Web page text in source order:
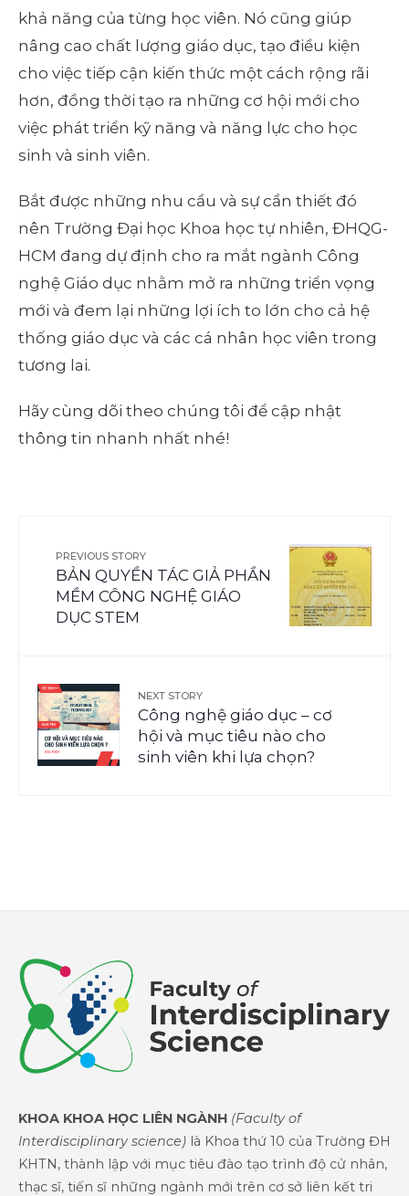
khả năng của từng học viên. Nó cũng giúp
nâng cao chất lượng giáo dục, tạo điều kiện
cho việc tiếp cận kiến thức một cách rộng rãi
hơn, đồng thời tạo ra những cơ hội mới cho
việc phát triển kỹ năng và năng lực cho học
sinh và sinh viên.
Bắt được những nhu cầu và sự cần thiết đó
nên Trường Đại học Khoa học tự nhiên, ĐHQG-
HCM đang dự định cho ra mắt ngành Công
nghệ Giáo dục nhằm mở ra những triển vọng
mới và đem lại những lợi ích to lớn cho cả hệ
thống giáo dục và các cá nhân học viên trong
tương lai.
Hãy cùng dõi theo chúng tôi để cập nhật
thông tin nhanh nhất nhé!
PREVIOUS STORY
BẢN QUYỀN TÁC GIẢ PHẦN
MỀM CÔNG NGHỆ GIÁO
DỤC STEM
NEXT STORY
Công nghệ giáo dục – cơ
hội và mục tiêu nào cho
sinh viên khi lựa chọn?
KHOA KHOA HỌC LIÊN NGÀNH (Faculty of
Interdisciplinary science) là Khoa thứ 10 của Trường ĐH
KHTN, thành lập với mục tiêu đào tạo trình độ cử nhân,
thạc sĩ, tiến sĩ những ngành mới trên cơ sở liên kết tri